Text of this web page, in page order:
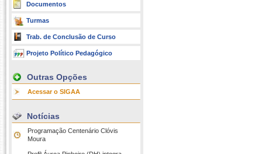
Documentos
Turmas
Trab. de Conclusão de Curso
Projeto Político Pedagógico
Outras Opções
Acessar o SIGAA
Notícias
Programação Centenário Clóvis
Moura